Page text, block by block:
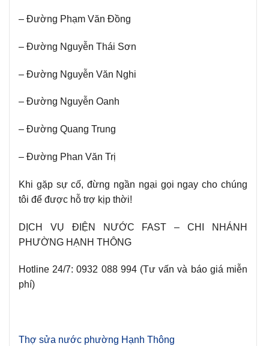
– Đường Phạm Văn Đồng
– Đường Nguyễn Thái Sơn
– Đường Nguyễn Văn Nghi
– Đường Nguyễn Oanh
– Đường Quang Trung
– Đường Phan Văn Trị
Khi gặp sự cố, đừng ngần ngại gọi ngay cho chúng
tôi để được hỗ trợ kịp thời!
DỊCH VỤ ĐIỆN NƯỚC FAST – CHI NHÁNH
PHƯỜNG HẠNH THÔNG
Hotline 24/7: 0932 088 994 (Tư vấn và báo giá miễn
phí)
Thợ sửa nước phường Hạnh Thông